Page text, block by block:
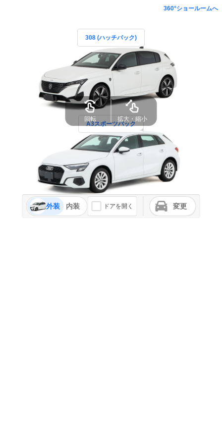
360°ショールームへ
308 (ハッチバック)
A3スポーツバック
外装 内装 ドアを開く 変更
回転 拡大・縮小